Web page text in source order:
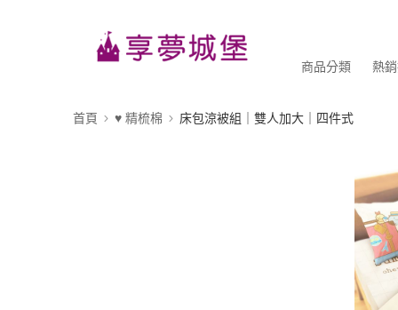
商品分類 熱
首頁 ♥ 精梳棉 床包涼被組｜雙人加大｜四件式